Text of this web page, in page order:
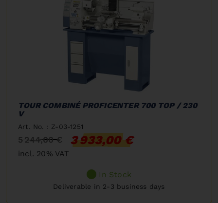
TOUR COMBINÉ PROFICENTER 700 TOP / 230
V
Art. No. : Z-03-1251
5 244,00 € 3 933,00 €
incl. 20% VAT
In Stock
Deliverable in 2-3 business days